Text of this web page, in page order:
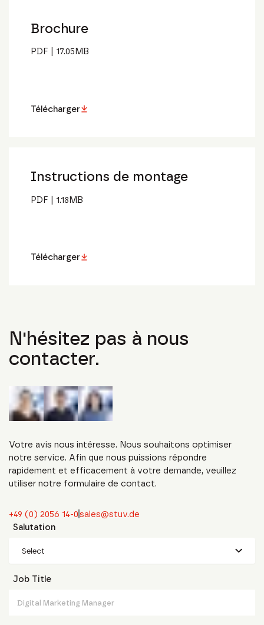
Brochure
PDF 17.05 MB
Télécharger
Instructions de montage
PDF 1.18MB
Télécharger
N'hésitez pas à nous
contacter.
Votre avis nous intéresse. Nous souhaitons optimiser
notre service. Afin que nous puissions répondre
rapidement et efficacement à votre demande, veuillez
utiliser notre formulaire de contact.
+49 (0) 2056 14-0sales@stuv.de
Salutation
Select
Job Title